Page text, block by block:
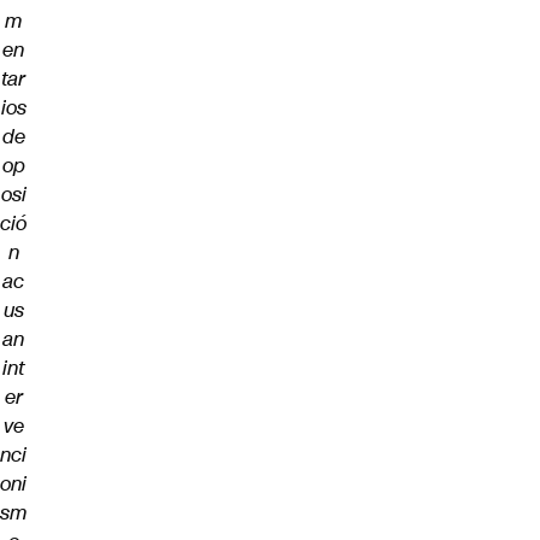
m
en
tar
ios
de
op
osi
ció
n
ac
us
an
int
er
ve
nci
oni
sm